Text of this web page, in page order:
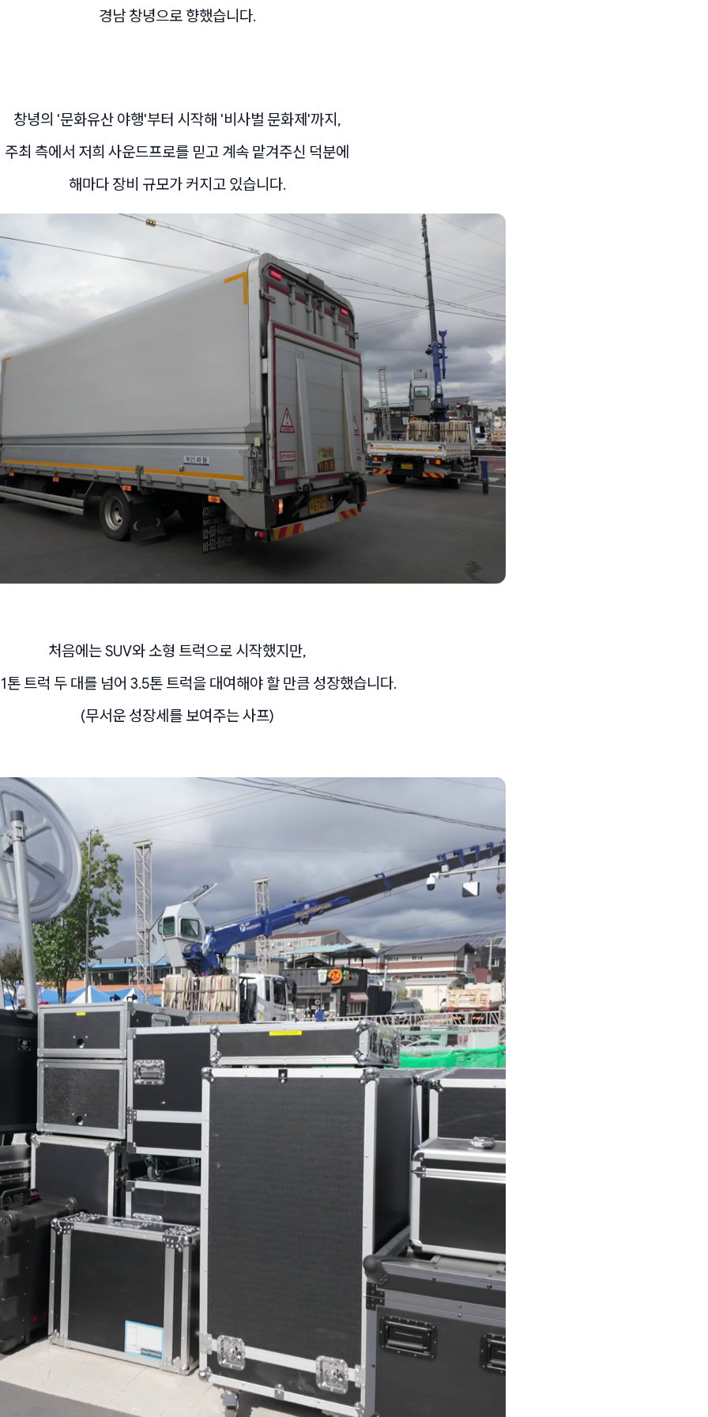
경남 창녕으로 향했습니다.
창녕의 '문화유산 야행'부터 시작해 '비사벌 문화제'까지,
주최 측에서 저희 사운드프로를 믿고 계속 맡겨주신 덕분에
해마다 장비 규모가 커지고 있습니다.
처음에는 SUV와 소형 트럭으로 시작했지만,
톤 트럭 두 대를 넘어 3.5톤 트럭을 대여해야 할 만큼 성장했습니다.
(무서운 성장세를 보여주는 사프)